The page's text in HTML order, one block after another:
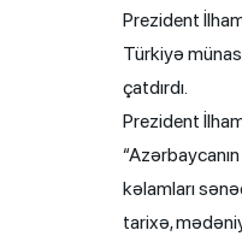
Prezident
Türkiyə
çatdırdı.
Prezident
kəlamları
tarixə,